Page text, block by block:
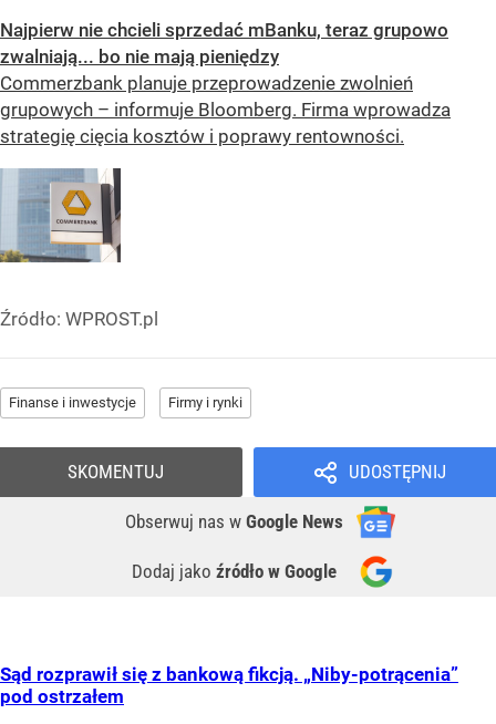
Najpierw nie chcieli sprzedać mBanku, teraz grupowo
zwalniają... bo nie mają pieniędzy
Commerzbank planuje przeprowadzenie zwolnień
grupowych – informuje Bloomberg. Firma wprowadza
strategię cięcia kosztów i poprawy rentowności.
Źródło: WPROST.pl
Finanse i inwestycje Firmy i rynki
UDOSTĘPNIJ
Obserwuj nas w Google News
Dodaj jako źródło w Google
SKOMENTUJ
Sąd rozprawił się z bankową fikcją. „Niby-potrącenia”
pod ostrzałem